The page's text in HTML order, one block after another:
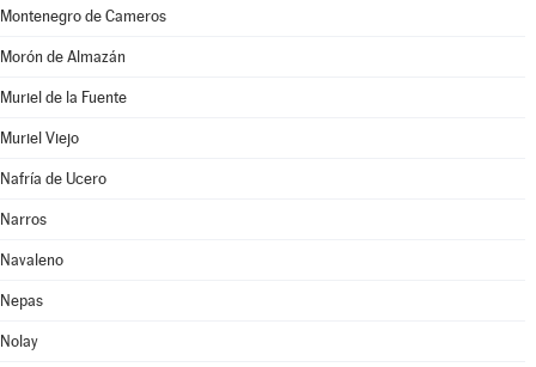
Montenegro de Cameros
Morón de Almazán
Muriel de la Fuente
Muriel Viejo
Nafría de Ucero
Narros
Navaleno
Nepas
Nolay